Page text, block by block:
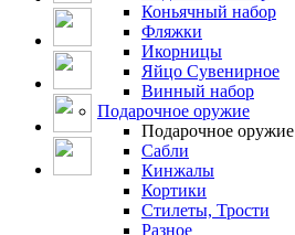
Коньячный набор
Фляжки
Икорницы
Яйцо Сувенирное
Винный набор
Подарочное оружие
Подарочное оружие
Сабли
Кинжалы
Кортики
Стилеты, Трости
Разное